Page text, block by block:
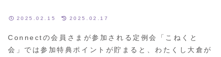
2025.02.15 2025.02.17
Connectの会員さまが参加される定例会「こねくと
会」では参加特典ポイントが貯まると、わたくし大倉が